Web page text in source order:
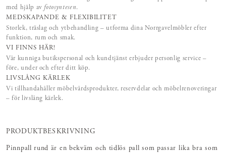
med hjälp avfotosyntesen.
MEDSKAPANDE & FLEXIBILITET
Storlek, träslag och ytbehandling – utforma dina Norrgavelmöbler efter
funktion, rum och smak.
VI FINNS HÄR!
Vår kunniga butikspersonal och kundtjänst erbjuder personlig service –
före, under och efter ditt köp.
LIVSLÅNG KÄRLEK
Vi tillhandahåller möbelvårdsprodukter, reservdelar och möbelrenoveringar
– för livslång kärlek.
PRODUKTBESKRIVNING
Pinnpall rund är en bekväm och tidlös pall som passar lika bra som